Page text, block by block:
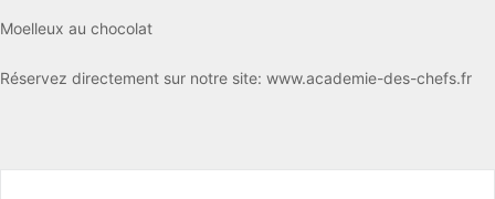
Moelleux au chocolat
Réservez directement sur notre site: www.academie-des-chefs.fr